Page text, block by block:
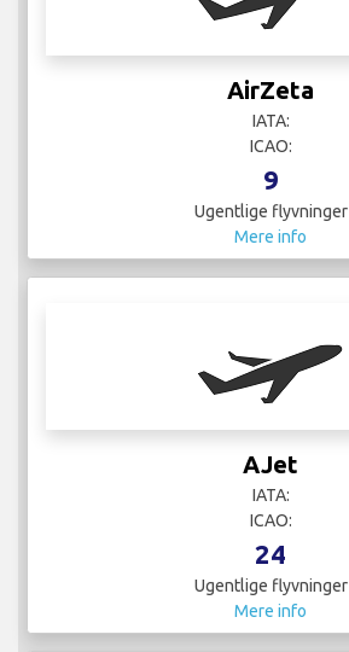
AirZeta
IATA:
ICAO:
9
Ugentlige flyvninger
Mere info
AJet
IATA:
ICAO:
24
Ugentlige flyvninger
Mere info